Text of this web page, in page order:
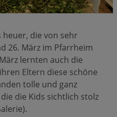
heuer, die von sehr
26. März im Pfarrheim
lernten auch die
Eltern diese schöne
tolle und ganz
die Kids sichtlich stolz